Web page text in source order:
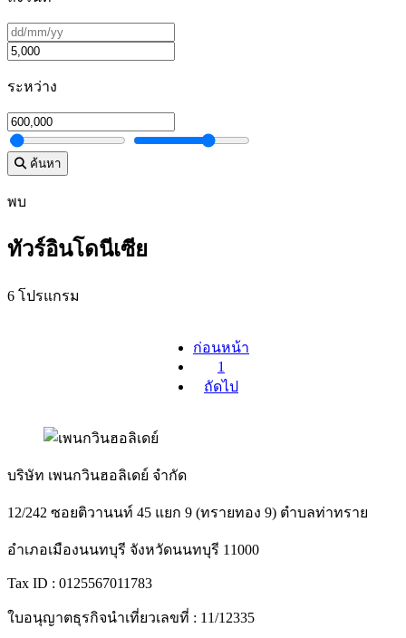
ระหว่าง
ค้นหา
พบ
ทัวร์อินโดนีเซีย
6 โปรแกรม
ก่อนหน้า
1
ถัดไป
บริษัท เพนกวินฮอลิเดย์ จำกัด
12/242 ซอยติวานนท์ 45 แยก 9 (ทรายทอง 9) ตำบลท่าทราย
อำเภอเมืองนนทบุรี จังหวัดนนทบุรี 11000
Tax ID : 0125567011783
ใบอนุญาตธุรกิจนำเที่ยวเลขที่ : 11/12335